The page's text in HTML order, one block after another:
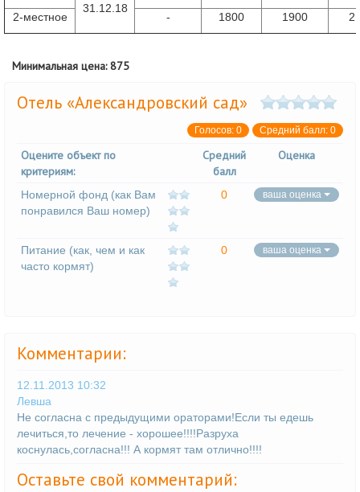
31.12.18
2-местное
- 1800 1900
Минимальная цена: 875
Отель «Александровский сад»
Голосов: 0 Средний балл: 0
Оцените объект по
критериям:
Средний
балл
Оценка
Номерной фонд (как Вам
понравился Ваш номер)
0 ваша оценка
Питание (как, чем и как
часто кормят)
0 ваша оценка
Комментарии:
12.11.2013 10:32
Левша
Не согласна с предыдущими ораторами!Если ты едешь
лечиться,то лечение - хорошее!!!!Разруха
коснулась,согласна!!! А кормят там отлично!!!!
Оставьте свой комментарий: